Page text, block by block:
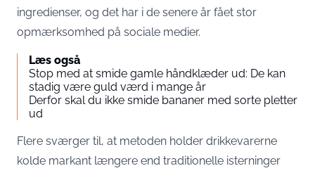
ingredienser, og det har i de senere år fået stor
opmærksomhed på sociale medier.
Læs også
Stop med at smide gamle håndklæder ud: De kan
stadig være guld værd i mange år
Derfor skal du ikke smide bananer med sorte pletter
ud
Flere sværger til, at metoden holder drikkevarerne
kolde markant længere end traditionelle isterninger